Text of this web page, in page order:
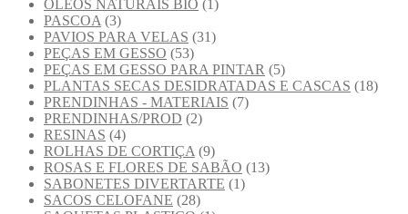
ÓLEOS NATURAIS BIO (1)
PASCOA (3)
PAVIOS PARA VELAS (31)
PEÇAS EM GESSO (53)
PEÇAS EM GESSO PARA PINTAR (5)
PLANTAS SECAS DESIDRATADAS E CASCAS (18)
PRENDINHAS - MATERIAIS (7)
PRENDINHAS/PROD (2)
RESINAS (4)
ROLHAS DE CORTIÇA (9)
ROSAS E FLORES DE SABÃO (13)
SABONETES DIVERTARTE (1)
SACOS CELOFANE (28)